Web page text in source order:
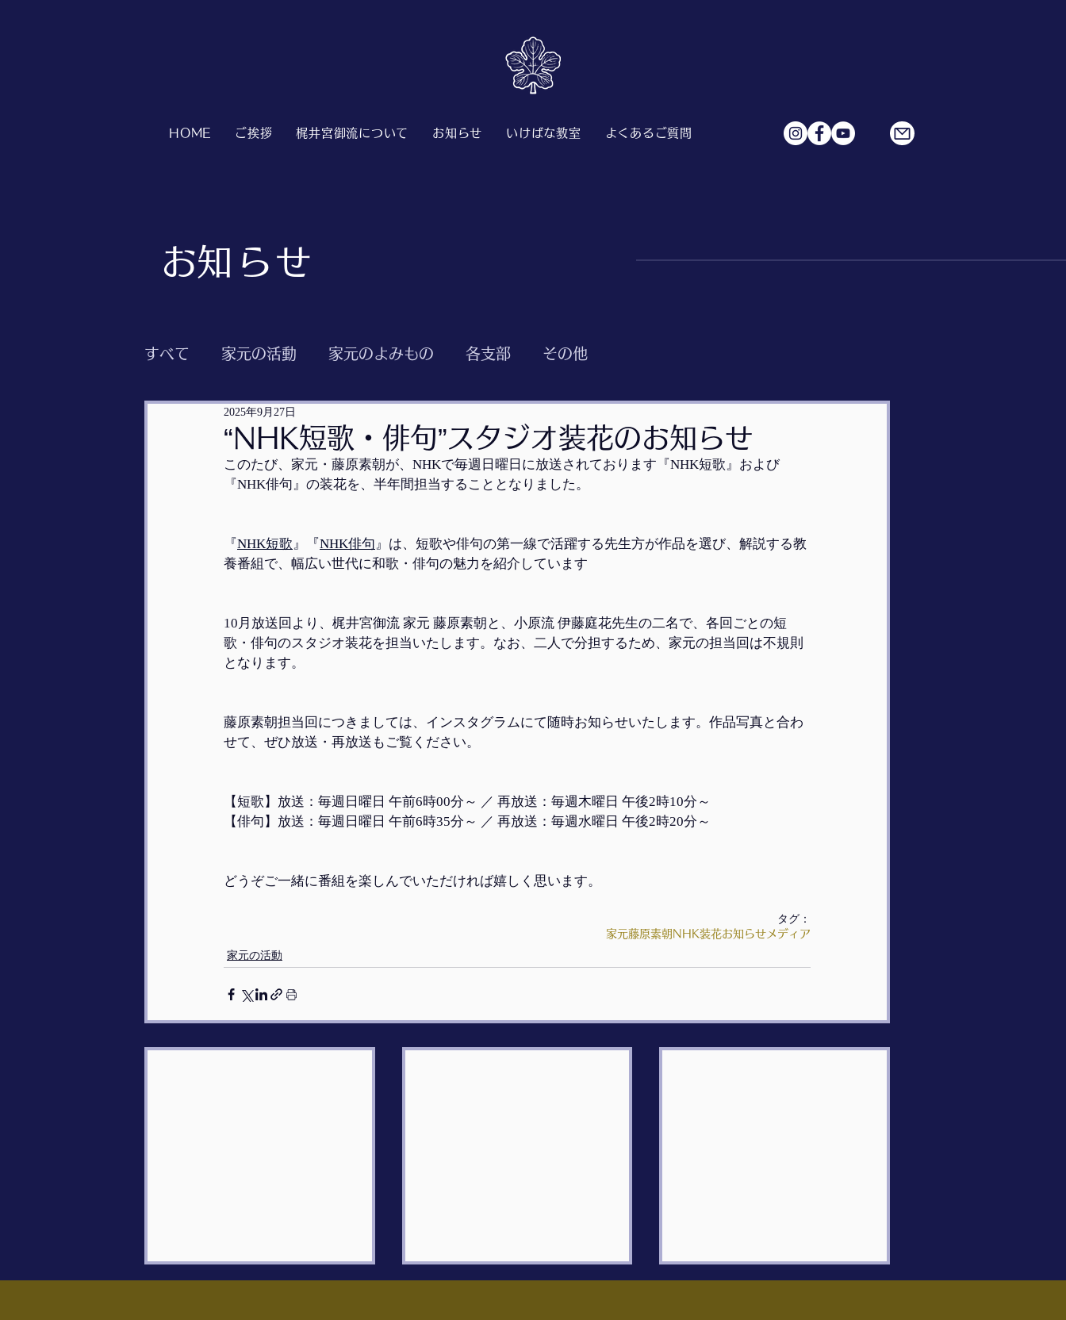
HOME ご挨拶 梶井宮御流について お知らせ いけばな教室 よくあるご質問
​お知らせ
すべて 家元の活動 家元のよみもの 各支部 その他
“NHK短歌・俳句”スタジオ装花のお知らせ
2025年9月27日
このたび、家元・藤原素朝が、NHKで毎週日曜日に放送されております『NHK短歌』および
『NHK俳句』の装花を、半年間担当することとなりました。
『NHK短歌』『NHK俳句』 は、短歌や俳句の第一線で活躍する先生方が作品を選び、解説する教
養番組で、幅広い世代に和歌・俳句の魅力を紹介しています
10月放送回より、梶井宮御流 家元 藤原素朝と、小原流 伊藤庭花先生の二名で、各回ごとの短
歌・俳句のスタジオ装花を担当いたします。なお、二人で分担するため、家元の担当回は不規則
となります。
藤原素朝担当回につきましては、インスタグラムにて随時お知らせいたします。作品写真と合わ
せて、ぜひ放送・再放送もご覧ください。
【短歌】放送：毎週日曜日 午前6時00分～ ／ 再放送：毎週木曜日 午後2時10分～
【俳句】放送：毎週日曜日 午前6時35分～ ／ 再放送：毎週水曜日 午後2時20分～
どうぞご一緒に番組を楽しんでいただければ嬉しく思います。
タグ：
家元藤原素朝 NHK装花お知らせ メディア
家元の活動